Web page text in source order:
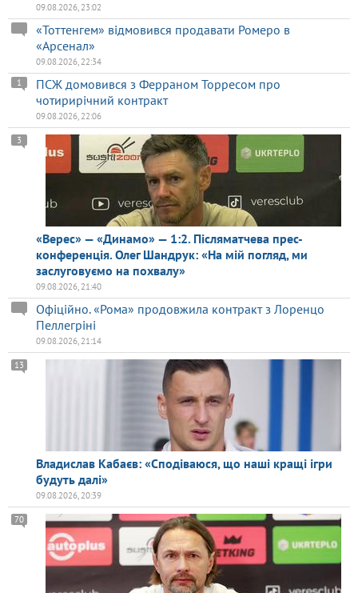
09.08.2026, 23:02
«Тоттенгем» відмовився продавати Ромеро в
«Арсенал»
09.08.2026, 22:34
ПСЖ домовився з Ферраном Торресом про
чотирирічний контракт
1
09.08.2026, 22:06
«Верес» — «Динамо» — 1:2. Післяматчева прес-
конференція. Олег Шандрук: «На мій погляд, ми
заслуговуємо на похвалу»
3
09.08.2026, 21:40
Офіційно. «Рома» продовжила контракт з Лоренцо
Пеллегріні
09.08.2026, 21:14
Владислав Кабаєв: «Сподіваюся, що наші кращі ігри
будуть далі»
13
09.08.2026, 20:39
70